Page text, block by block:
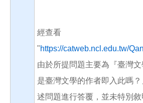
經查看
"https://catweb.ncl.edu.tw/
由於所提問題主要為『臺灣
是臺灣文學的作者即入此嗎
述問題進行答覆，並未特別